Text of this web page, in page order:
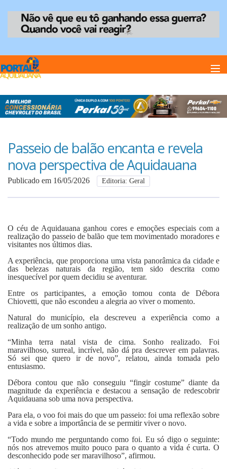
Home
Anuncie
Anuncie
Fale Conosco
Passeio de balão encanta e revela
nova perspectiva de Aquidauana
Publicado em 16/05/2026 Editoria: Geral
O céu de Aquidauana ganhou cores e emoções especiais com a
realização do passeio de balão que tem movimentado moradores e
visitantes nos últimos dias.
A experiência, que proporciona uma vista panorâmica da cidade e
das belezas naturais da região, tem sido descrita como
inesquecível por quem decidiu se aventurar.
Entre os participantes, a emoção tomou conta de Débora
Chiovetti, que não escondeu a alegria ao viver o momento.
Natural do município, ela descreveu a experiência como a
realização de um sonho antigo.
“Minha terra natal vista de cima. Sonho realizado. Foi
maravilhoso, surreal, incrível, não dá pra descrever em palavras.
Só sei que quero ir de novo”, relatou, ainda tomada pelo
entusiasmo.
Débora contou que não conseguiu “fingir costume” diante da
magnitude da experiência e destacou a sensação de redescobrir
Aquidauana sob uma nova perspectiva.
Para ela, o voo foi mais do que um passeio: foi uma reflexão sobre
a vida e sobre a importância de se permitir viver o novo.
“Todo mundo me perguntando como foi. Eu só digo o seguinte:
nós nos atrevemos muito pouco para o quanto a vida é curta. O
desconhecido pode ser maravilhoso”, afirmou.